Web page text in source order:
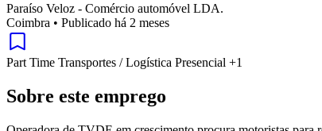
Paraíso Veloz - Comércio automóvel LDA.
Coimbra • Publicado há 2 meses
Part Time Transportes / Logística Presencial +1
Sobre este emprego